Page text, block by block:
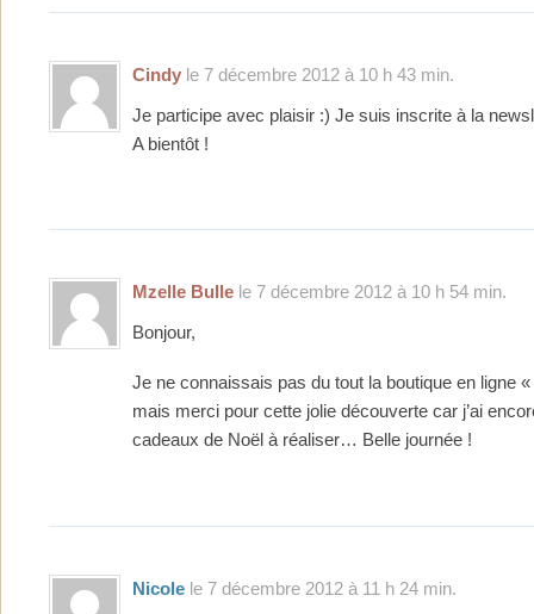
Cindy le 7 décembre 2012 à 10 h 43 min.
Je participe avec plaisir :) Je suis inscrite à la
A bientôt !
Mzelle Bulle le 7 décembre 2012 à 10 h 54 min.
Bonjour,
Je ne connaissais pas du tout la boutique en ligne
mais merci pour cette jolie découverte car j’ai
cadeaux de Noël à réaliser… Belle journée !
Nicole le 7 décembre 2012 à 11 h 24 min.